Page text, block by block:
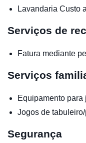
Lavandaria Custo
Serviços de
Fatura mediante
Serviços
Equipamento
Jogos de
Segurança